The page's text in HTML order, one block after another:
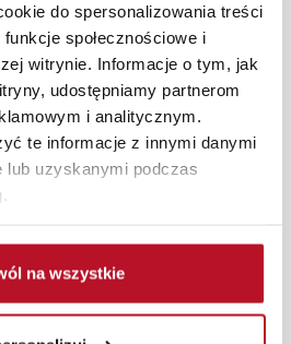
do spersonalizowania treści
społecznościowe i
witrynie. Informacje o tym, jak
udostępniamy partnerom
i analitycznym.
te informacje z innymi danymi
lub uzyskanymi podczas
na wszystkie
powyżej 1000 zł
od miejsca złożenia
charakter poglądowy.
materiałów mogą różnić
zależnie od ustawień
i oświetlenia.
nisko|wersalka szara
rozkładane|materace do